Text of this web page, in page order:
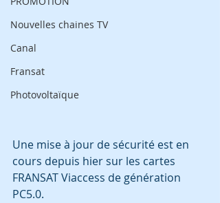
Nouvelles chaines TV
Canal
Fransat
Photovoltaïque
Une mise à jour de sécurité est en
cours depuis hier sur les cartes
FRANSAT Viaccess de génération
PC5.0.